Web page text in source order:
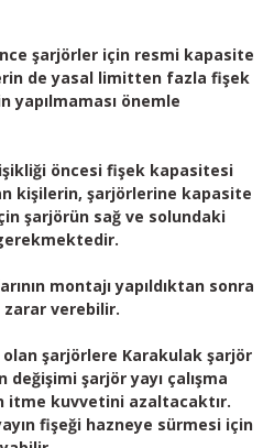
şarjörler için resmi kapasite
de yasal limitten fazla fişek
yapılmaması önemle
öncesi fişek kapasitesi
kişilerin, şarjörlerine kapasite
şarjörün sağ ve solundaki
montajı yapıldıktan sonra
zarar verebilir.
şarjörlere Karakulak şarjör
değişimi şarjör yayı çalışma
itme kuvvetini azaltacaktır.
fişeği hazneye sürmesi için